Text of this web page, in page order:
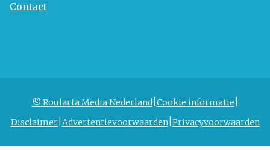
Contact
© Roularta Media Nederland Cookie informatie
Disclaimer Advertentievoorwaarden Privacyvoorwaarden